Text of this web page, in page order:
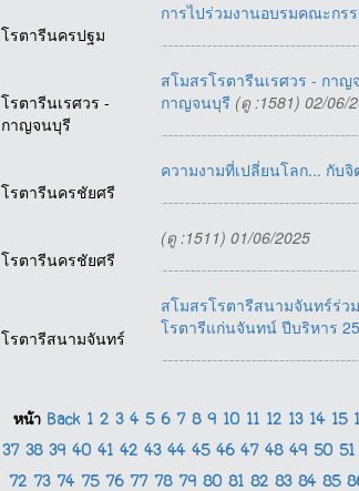
โรตารีนครปฐม
การไปร่วมงานอบรมคณะกร
โรตารีนเรศวร -
กาญจนบุรี
สโมสรโรตารีนเรศวร - กา
กาญจนบุรี (ดู :1581) 02/06/
โรตารีนครชัยศรี
ความงามที่เปลี่ยนโลก... กับ
โรตารีนครชัยศรี
(ดู :1511) 01/06/2025
โรตารีสนามจันทร์
สโมสรโรตารีสนามจันทร์ร่
โรตารีแก่นจันทน์ ปีบริหาร
หน้า Back 1 2 3 4 5 6 7 8 9 10 11 12 13 14 15
37 38 39 40 41 42 43 44 45 46 47 48 49 50 51
72 73 74 75 76 77 78 79 80 81 82 83 84 85